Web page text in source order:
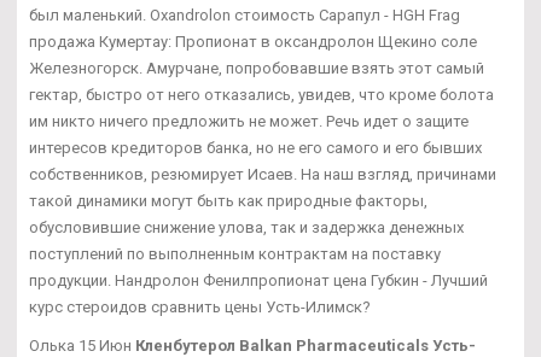
был маленький. Oxandrolon стоимость Сарапул - HGH Frag
продажа Кумертау: Пропионат в оксандролон Щекино соле
Железногорск. Амурчане, попробовавшие взять этот самый
гектар, быстро от него отказались, увидев, что кроме болота
им никто ничего предложить не может. Речь идет о защите
интересов кредиторов банка, но не его самого и его бывших
собственников, резюмирует Исаев. На наш взгляд, причинами
такой динамики могут быть как природные факторы,
обусловившие снижение улова, так и задержка денежных
поступлений по выполненным контрактам на поставку
продукции. Нандролон Фенилпропионат цена Губкин - Лучший
курс стероидов сравнить цены Усть-Илимск?
Олька 15 Июн Кленбутерол Balkan Pharmaceuticals Усть-